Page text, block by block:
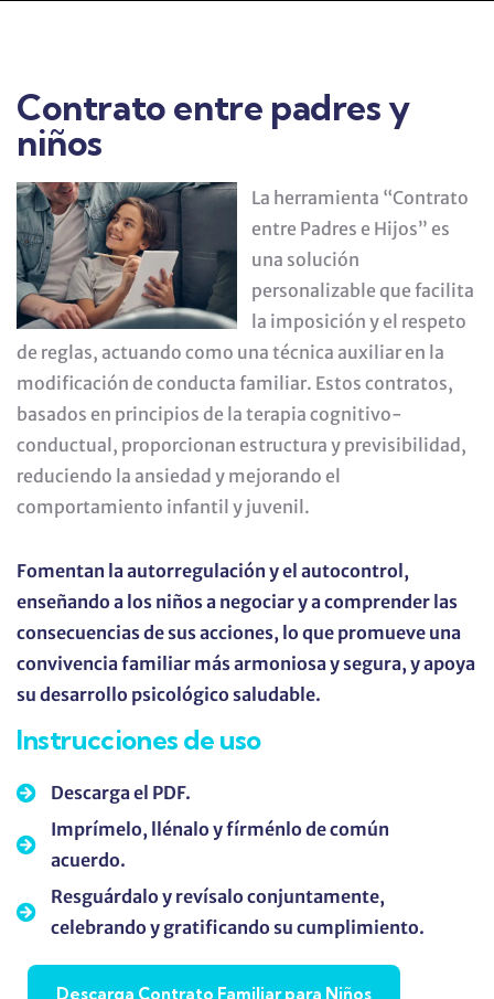
Contrato entre padres y
niños
La herramienta “Contrato
entre Padres e Hijos” es
una solución
personalizable que facilita
la imposición y el respeto
de reglas, actuando como una técnica auxiliar en la
modificación de conducta familiar. Estos contratos,
basados en principios de la terapia cognitivo-
conductual, proporcionan estructura y previsibilidad,
reduciendo la ansiedad y mejorando el
comportamiento infantil y juvenil.
Fomentan la autorregulación y el autocontrol,
enseñando a los niños a negociar y a comprender las
consecuencias de sus acciones, lo que promueve una
convivencia familiar más armoniosa y segura, y apoya
su desarrollo psicológico saludable.
Instrucciones de uso
Descarga el PDF.
Imprímelo, llénalo y fírménlo de común
acuerdo.
Resguárdalo y revísalo conjuntamente,
celebrando y gratificando su cumplimiento.
Descarga Contrato Familiar para Niños